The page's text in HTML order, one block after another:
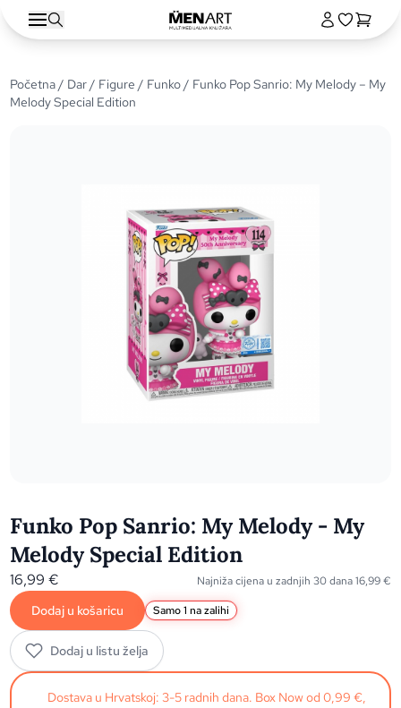
Početna/ Dar/ Figure / Funko/ Funko Pop Sanrio: My Melody – My
Melody Special Edition
Funko Pop Sanrio: My Melody - My
Melody Special Edition
16,99€ Najniža cijena u zadnjih 30 dana16,99€
Dodaj u košaricu Samo 1 na zalihi
Dodaj u listu želja
Dostava u Hrvatskoj: 3-5 radnih dana. Box Now od 0,99 €,